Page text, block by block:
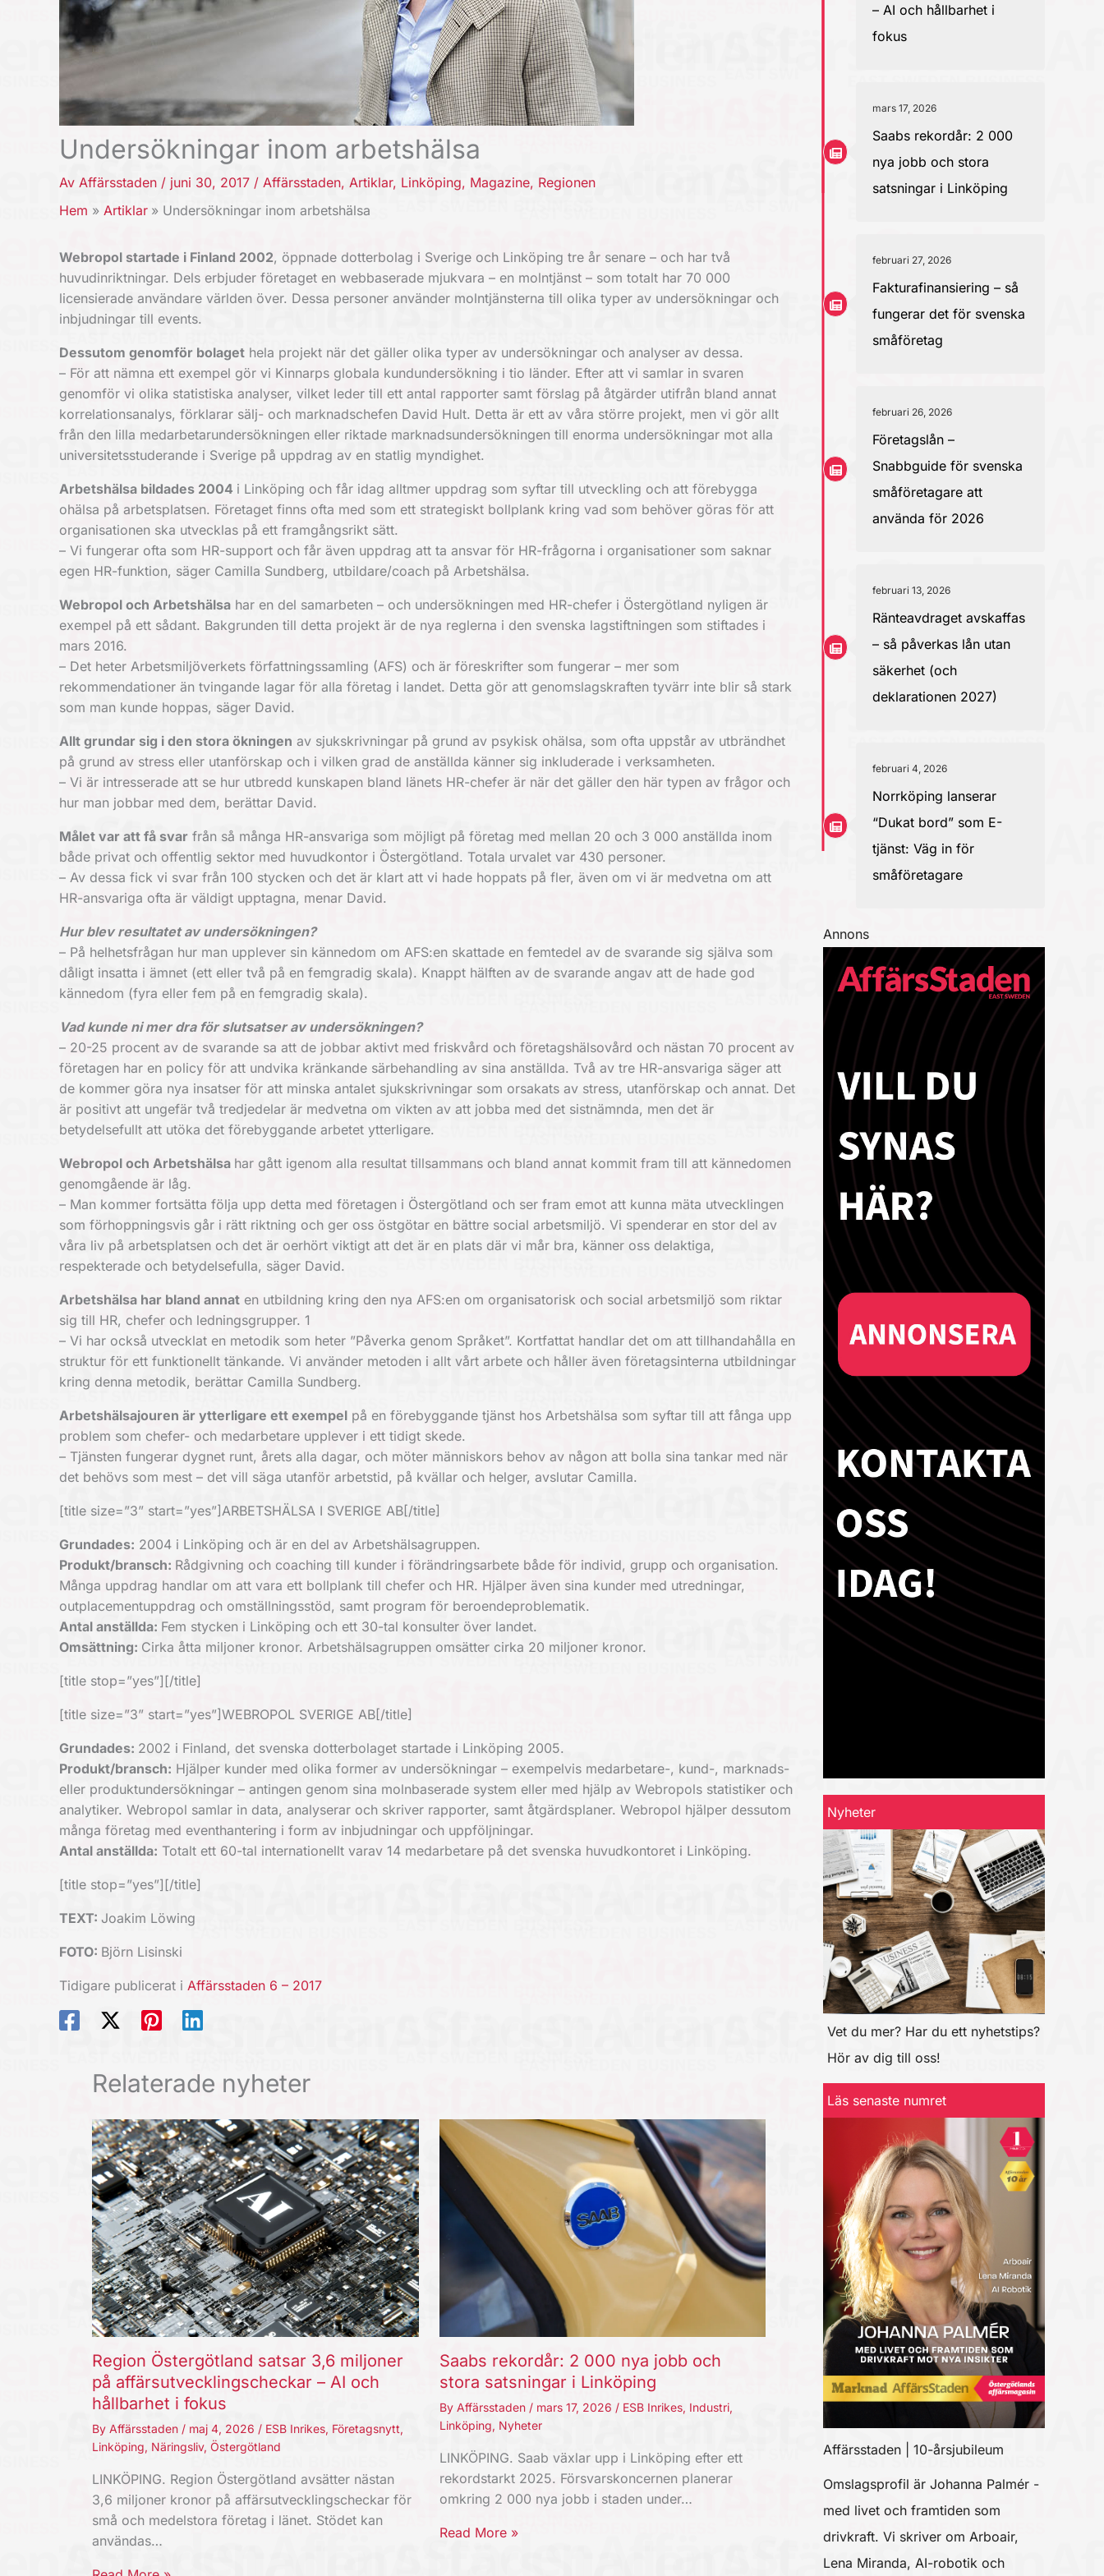
Undersökningar inom arbetshälsa
Av Affärsstaden / juni 30, 2017 / Affärsstaden, Artiklar, Linköping, Magazine, Regionen
Hem
Artiklar Undersökningar inom arbetshälsa
Webropol startade i Finland 2002, öppnade dotterbolag i Sverige och Linköping tre år senare – och har två
huvudinriktningar. Dels erbjuder företaget en webbaserade mjukvara – en molntjänst – som totalt har 70 000
licensierade användare världen över. Dessa personer använder molntjänsterna till olika typer av undersökningar och
inbjudningar till events.
Dessutom genomför bolaget hela projekt när det gäller olika typer av undersökningar och analyser av dessa.
– För att nämna ett exempel gör vi Kinnarps globala kundundersökning i tio länder. Efter att vi samlar in svaren
genomför vi olika statistiska analyser, vilket leder till ett antal rapporter samt förslag på åtgärder utifrån bland annat
korrelationsanalys, förklarar sälj- och marknadschefen David Hult. Detta är ett av våra större projekt, men vi gör allt
från den lilla medarbetarundersökningen eller riktade marknadsundersökningen till enorma undersökningar mot alla
universitetsstuderande i Sverige på uppdrag av en statlig myndighet.
Arbetshälsa bildades 2004 i Linköping och får idag alltmer uppdrag som syftar till utveckling och att förebygga
ohälsa på arbetsplatsen. Företaget finns ofta med som ett strategiskt bollplank kring vad som behöver göras för att
organisationen ska utvecklas på ett framgångsrikt sätt.
– Vi fungerar ofta som HR-support och får även uppdrag att ta ansvar för HR-frågorna i organisationer som saknar
egen HR-funktion, säger Camilla Sundberg, utbildare/coach på Arbetshälsa.
Webropol och Arbetshälsa har en del samarbeten – och undersökningen med HR-chefer i Östergötland nyligen är
exempel på ett sådant. Bakgrunden till detta projekt är de nya reglerna i den svenska lagstiftningen som stiftades i
mars 2016.
– Det heter Arbetsmiljöverkets författningssamling (AFS) och är föreskrifter som fungerar – mer som
rekommendationer än tvingande lagar för alla företag i landet. Detta gör att genomslagskraften tyvärr inte blir så stark
som man kunde hoppas, säger David.
Allt grundar sig i den stora ökningen av sjukskrivningar på grund av psykisk ohälsa, som ofta uppstår av utbrändhet
på grund av stress eller utanförskap och i vilken grad de anställda känner sig inkluderade i verksamheten.
– Vi är intresserade att se hur utbredd kunskapen bland länets HR-chefer är när det gäller den här typen av frågor och
hur man jobbar med dem, berättar David.
Målet var att få svar från så många HR-ansvariga som möjligt på företag med mellan 20 och 3 000 anställda inom
både privat och offentlig sektor med huvudkontor i Östergötland. Totala urvalet var 430 personer.
– Av dessa fick vi svar från 100 stycken och det är klart att vi hade hoppats på fler, även om vi är medvetna om att
HR-ansvariga ofta är väldigt upptagna, menar David.
Hur blev resultatet av undersökningen?
– På helhetsfrågan hur man upplever sin kännedom om AFS:en skattade en femtedel av de svarande sig själva som
dåligt insatta i ämnet (ett eller två på en femgradig skala). Knappt hälften av de svarande angav att de hade god
kännedom (fyra eller fem på en femgradig skala).
Vad kunde ni mer dra för slutsatser av undersökningen?
– 20-25 procent av de svarande sa att de jobbar aktivt med friskvård och företagshälsovård och nästan 70 procent av
företagen har en policy för att undvika kränkande särbehandling av sina anställda. Två av tre HR-ansvariga säger att
de kommer göra nya insatser för att minska antalet sjukskrivningar som orsakats av stress, utanförskap och annat. Det
är positivt att ungefär två tredjedelar är medvetna om vikten av att jobba med det sistnämnda, men det är
betydelsefullt att utöka det förebyggande arbetet ytterligare.
Webropol och Arbetshälsa har gått igenom alla resultat tillsammans och bland annat kommit fram till att kännedomen
genomgående är låg.
– Man kommer fortsätta följa upp detta med företagen i Östergötland och ser fram emot att kunna mäta utvecklingen
som förhoppningsvis går i rätt riktning och ger oss östgötar en bättre social arbetsmiljö. Vi spenderar en stor del av
våra liv på arbetsplatsen och det är oerhört viktigt att det är en plats där vi mår bra, känner oss delaktiga,
respekterade och betydelsefulla, säger David.
Arbetshälsa har bland annat en utbildning kring den nya AFS:en om organisatorisk och social arbetsmiljö som riktar
sig till HR, chefer och ledningsgrupper. 1
– Vi har också utvecklat en metodik som heter ”Påverka genom Språket”. Kortfattat handlar det om att tillhandahålla en
struktur för ett funktionellt tänkande. Vi använder metoden i allt vårt arbete och håller även företagsinterna utbildningar
kring denna metodik, berättar Camilla Sundberg.
Arbetshälsajouren är ytterligare ett exempel på en förebyggande tjänst hos Arbetshälsa som syftar till att fånga upp
problem som chefer- och medarbetare upplever i ett tidigt skede.
– Tjänsten fungerar dygnet runt, årets alla dagar, och möter människors behov av någon att bolla sina tankar med när
det behövs som mest – det vill säga utanför arbetstid, på kvällar och helger, avslutar Camilla.
[title size=”3” start=”yes”]ARBETSHÄLSA I SVERIGE AB[/title]
Grundades: 2004 i Linköping och är en del av Arbetshälsagruppen.
Produkt/bransch: Rådgivning och coaching till kunder i förändringsarbete både för individ, grupp och organisation.
Många uppdrag handlar om att vara ett bollplank till chefer och HR. Hjälper även sina kunder med utredningar,
outplacementuppdrag och omställningsstöd, samt program för beroendeproblematik.
Antal anställda: Fem stycken i Linköping och ett 30-tal konsulter över landet.
Omsättning: Cirka åtta miljoner kronor. Arbetshälsagruppen omsätter cirka 20 miljoner kronor.
[title stop=”yes”][/title]
[title size=”3” start=”yes”]WEBROPOL SVERIGE AB[/title]
Grundades: 2002 i Finland, det svenska dotterbolaget startade i Linköping 2005.
Produkt/bransch: Hjälper kunder med olika former av undersökningar – exempelvis medarbetare-, kund-, marknads-
eller produktundersökningar – antingen genom sina molnbaserade system eller med hjälp av Webropols statistiker och
analytiker. Webropol samlar in data, analyserar och skriver rapporter, samt åtgärdsplaner. Webropol hjälper dessutom
många företag med eventhantering i form av inbjudningar och uppföljningar.
Antal anställda: Totalt ett 60-tal internationellt varav 14 medarbetare på det svenska huvudkontoret i Linköping.
[title stop=”yes”][/title]
TEXT: Joakim Löwing
FOTO: Björn Lisinski
Tidigare publicerat i Affärsstaden 6 – 2017
Relaterade nyheter
Region Östergötland satsar 3,6 miljoner
på affärsutvecklingscheckar – AI och
hållbarhet i fokus
By Affärsstaden / maj 4, 2026 / ESB Inrikes, Företagsnytt,
Linköping, Näringsliv, Östergötland
LINKÖPING. Region Östergötland avsätter nästan
3,6 miljoner kronor på affärsutvecklingscheckar för
små och medelstora företag i länet. Stödet kan
användas…
Saabs rekordår: 2 000 nya jobb och
stora satsningar i Linköping
By Affärsstaden / mars 17, 2026 / ESB Inrikes, Industri,
Linköping, Nyheter
LINKÖPING. Saab växlar upp i Linköping efter ett
rekordstarkt 2025. Försvarskoncernen planerar
omkring 2 000 nya jobb i staden under…
Read More »
– AI och hållbarhet i
fokus
mars 17, 2026
Saabs rekordår: 2 000
nya jobb och stora
satsningar i Linköping
februari 27, 2026
Fakturafinansiering – så
fungerar det för svenska
småföretag
februari 26, 2026
Företagslån –
Snabbguide för svenska
småföretagare att
använda för 2026
februari 13, 2026
Ränteavdraget avskaffas
– så påverkas lån utan
säkerhet (och
deklarationen 2027)
februari 4, 2026
Norrköping lanserar
“Dukat bord” som E-
tjänst: Väg in för
småföretagare
Annons
Nyheter
Vet du mer? Har du ett nyhetstips?
Hör av dig till oss!
Läs senaste numret
Affärsstaden | 10-årsjubileum
Omslagsprofil är Johanna Palmér -
med livet och framtiden som
drivkraft. Vi skriver om Arboair,
Lena Miranda, AI-robotik och